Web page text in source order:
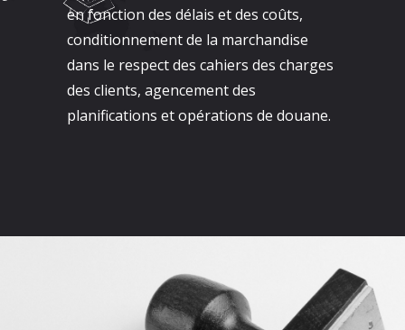
en fonction des délais et des coûts,
conditionnement de la marchandise
dans le respect des cahiers des charges
des clients, agencement des
planifications et opérations de douane.